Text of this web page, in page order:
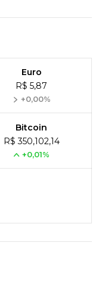
Euro
R$ 5,87
+0,00%
Bitcoin
R$ 350,102,14
+0,01%